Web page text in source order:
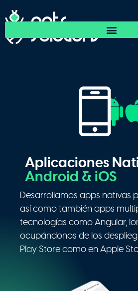
Aplicaciones
Android & iOS
Desarrollamos apps nativas
así como también apps
tecnologías como Angular,
ocupándonos de los
Play Store como en Apple